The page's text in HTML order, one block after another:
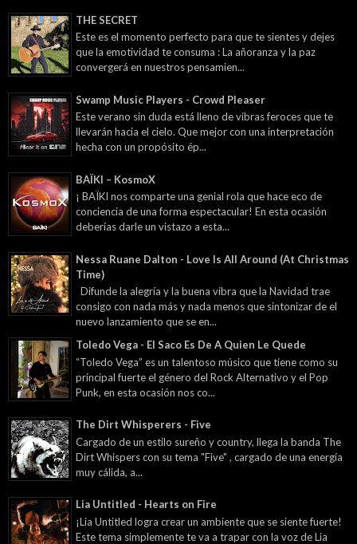
THE SECRET
Este es el momento perfecto para que te sientes y dejes
que la emotividad te consuma : La añoranza y la paz
convergerá en nuestros pensamien...
Swamp Music Players - Crowd Pleaser
Este verano sin duda está lleno de vibras feroces que te
llevarán hacia el cielo. Que mejor con una interpretación
hecha con un propósito ép...
BAÏKI – KosmoX
¡ BAÏKI nos comparte una genial rola que hace eco de
conciencia de una forma espectacular! En esta ocasión
deberías darle un vistazo a esta...
Nessa Ruane Dalton - Love Is All Around (At Christmas
Time)
Difunde la alegría y la buena vibra que la Navidad trae
consigo con nada más y nada menos que sintonizar de el
nuevo lanzamiento que se en...
Toledo Vega - El Saco Es De A Quien Le Quede
“Toledo Vega” es un talentoso músico que tiene como su
principal fuerte el género del Rock Alternativo y el Pop
Punk, en esta ocasión nos co...
The Dirt Whisperers - Five
Cargado de un estilo sureño y country, llega la banda The
Dirt Whispers con su tema "Five" , cargado de una energía
muy cálida, a...
Lia Untitled - Hearts on Fire
¡Lia Untitled logra crear un ambiente que se siente fuerte!
Este tema simplemente te va a trapar con la voz de Lia